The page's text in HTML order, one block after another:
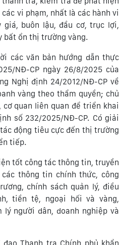
vi phạm, nhất là các hành vi
giá, buôn lậu, đầu cơ, trục lợi,
bất ổn thị trường vàng.
các văn bản hướng dẫn thực
NĐ-CP ngày 26/8/2025 của
Nghị định 24/2012/NĐ-CP về
vàng theo thẩm quyền; chủ
cơ quan liên quan để triển khai
số 232/2025/NĐ-CP. Có giải
động tiêu cực đến thị trường
tiếp.
tốt công tác thông tin, truyền
thông tin chính thức, công
chính sách quản lý, điều
tiền tệ, ngoại hối và vàng,
lý người dân, doanh nghiệp và